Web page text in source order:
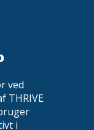
ved
THRIVE
i